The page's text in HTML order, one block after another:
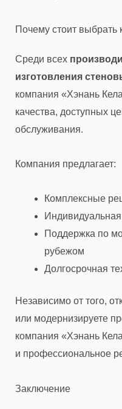
Почему стоит
Среди всех
изготовления
компания «Хэнань
качества, доступных
обслуживания.
Компания предлагает:
Комплексные
Поддержка по
рубежом
Долгосрочная
Независимо от того,
или модернизируете
компания «Хэнань
и профессиональное
Заключение